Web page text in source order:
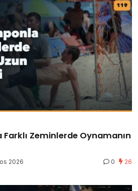
Zeminlerde Oynamanın
2026 0 26